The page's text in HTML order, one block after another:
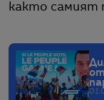
както самият